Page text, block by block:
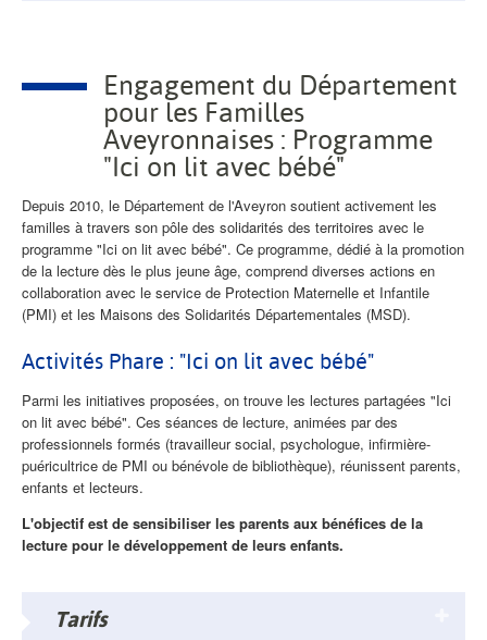
Engagement du Département
pour les Familles
Aveyronnaises : Programme
"Ici on lit avec bébé"
Depuis 2010, le Département de l'Aveyron soutient activement les
familles à travers son pôle des solidarités des territoires avec le
programme "Ici on lit avec bébé". Ce programme, dédié à la promotion
de la lecture dès le plus jeune âge, comprend diverses actions en
collaboration avec le service de Protection Maternelle et Infantile
(PMI) et les Maisons des Solidarités Départementales (MSD).
Activités Phare : "Ici on lit avec bébé"
Parmi les initiatives proposées, on trouve les lectures partagées "Ici
on lit avec bébé". Ces séances de lecture, animées par des
professionnels formés (travailleur social, psychologue, infirmière-
puéricultrice de PMI ou bénévole de bibliothèque), réunissent parents,
enfants et lecteurs.
L'objectif est de sensibiliser les parents aux bénéfices de la
lecture pour le développement de leurs enfants.
Tarifs